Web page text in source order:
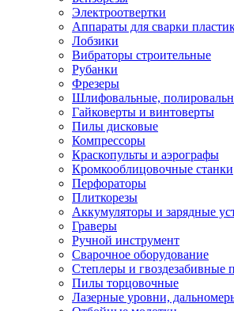
Электроотвертки
Аппараты для сварки
Лобзики
Вибраторы строительные
Рубанки
Фрезеры
Шлифовальные,
Гайковерты и винтоверты
Пилы дисковые
Компрессоры
Краскопульты и аэрографы
Кромкооблицовочные станки
Перфораторы
Плиткорезы
Аккумуляторы и зарядные
Граверы
Ручной инструмент
Сварочное оборудование
Степлеры и гвоздезабивные
Пилы торцовочные
Лазерные уровни,